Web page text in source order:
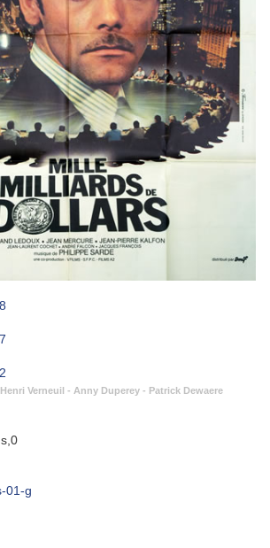
Henri Verneuil - Anny Duperey - Patrick Dewaere